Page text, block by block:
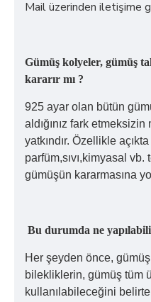
Mail üzerinden iletişime
Gümüş kolyeler, gümüş
kararır mı ?
925 ayar olan bütün
aldığınız fark
yatkındır. Özellikle
parfüm,sıvı,kimyasal vb.
gümüşün kararmasına
Bu durumda ne
Her şeyden önce,
bilekliklerin, gümüş tüm
kullanılabileceğini